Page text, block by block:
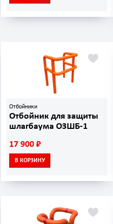
Отбойники
Отбойник для защиты
шлагбаума ОЗШБ-1
17 900 ₽
В КОРЗИНУ